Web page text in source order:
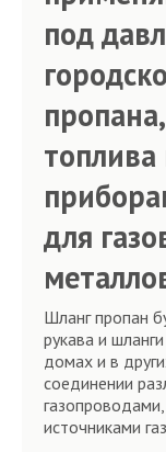
под
для
Шланг пропан
рукава и
домах и в
соединении
источниками